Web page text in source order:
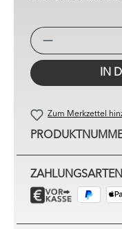
IN
Zum Merkzettel